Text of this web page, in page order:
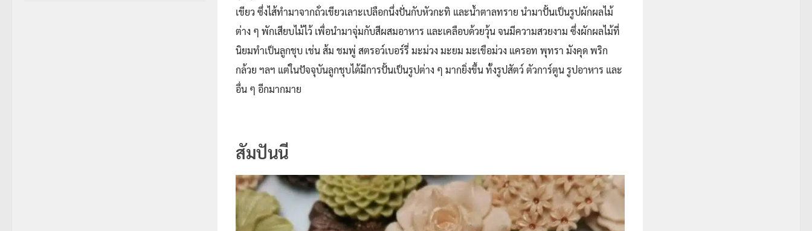
เขียว ซึ่งไส้ทำมาจากถั่วเขียวเลาะเปลือกนึ่งปั่นกับหัวกะทิ และน้ำตาลทราย นำมาปั้นเป็นรูปผักผลไม้
ต่าง ๆ พักเสียบไม้ไว้ เพื่อนำมาจุ่มกับสีผสมอาหาร และเคลือบด้วยวุ้น จนมีความสวยงาม ซึ่งผักผลไม้ที่
นิยมทำเป็นลูกชุบ เช่น ส้ม ชมพู่ สตรอว์เบอร์รี่ มะม่วง มะยม มะเขือม่วง แครอท พุทรา มังคุด พริก
กล้วย ฯลฯ แต่ในปัจจุบันลูกชุบได้มีการปั้นเป็นรูปต่าง ๆ มากยิ่งขึ้น ทั้งรูปสัตว์ ตัวการ์ตูน รูปอาหาร และ
อื่น ๆ อีกมากมาย
สัมปันนี